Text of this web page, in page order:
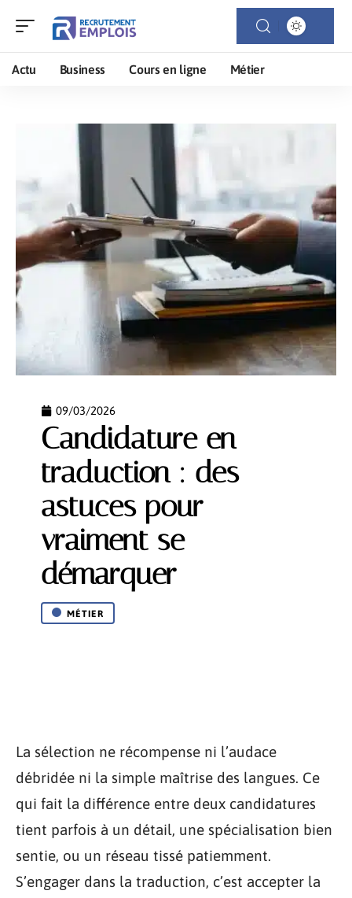
Actu Business Cours en ligne Métier
09/03/2026
Candidature en
traduction : des
astuces pour
vraiment se
démarquer
MÉTIER
La sélection ne récompense ni l’audace
débridée ni la simple maîtrise des langues. Ce
qui fait la différence entre deux candidatures
tient parfois à un détail, une spécialisation bien
sentie, ou un réseau tissé patiemment.
S’engager dans la traduction, c’est accepter la